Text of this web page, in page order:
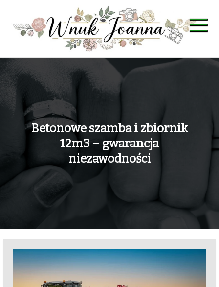
content
Wnuk Joanna
Betonowe szamba i zbiornik
12m3 – gwarancja
niezawodności